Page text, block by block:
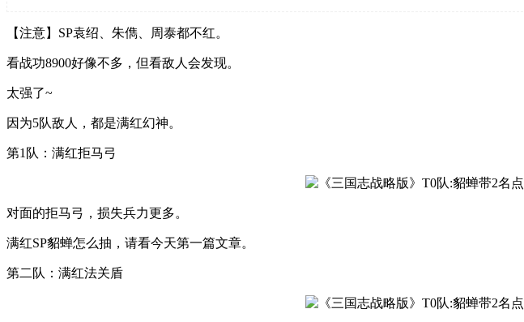
【注意】SP袁绍、朱儁、周泰都不红。
看战功8900好像不多，但看敌人会发现。
太强了~
因为5队敌人，都是满红幻神。
第1队：满红拒马弓
对面的拒马弓，损失兵力更多。
满红SP貂蝉怎么抽，请看今天第一篇文章。
第二队：满红法关盾